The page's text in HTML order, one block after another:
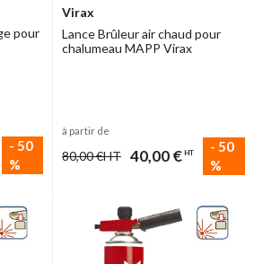
pour
- 50
%
Virax
Lance Brûleur air chaud pour
chalumeau MAPP Virax
à partir de
80,00 €HT 40,00 € HT - 50
%